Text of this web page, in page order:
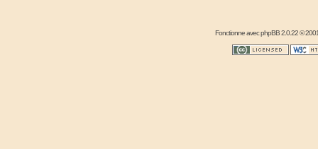
Fonctionne avecphpBB2.0.22 ©